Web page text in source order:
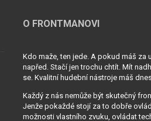
O FRONTMANOVI
Kdo maže, ten jede. A pokud máš za
napřed. Stačí jen trochu chtít. Mít
se. Kvalitní hudební nástroje máš dnes
Každý z nás nemůže být skutečný
Jenže pokaždé stojí za to dobře
možnosti vlastního zvuku, ovládat